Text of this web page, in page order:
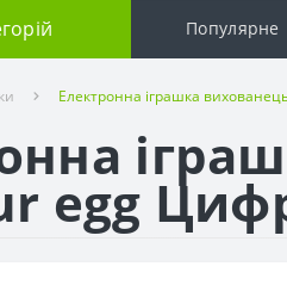
Популярне
Електронна іграшка
egg